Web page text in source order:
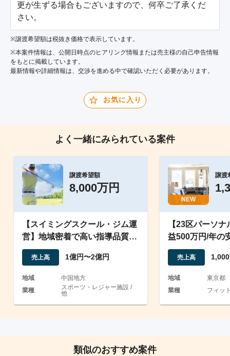
更が生ずる場合もございますので、何卒ご了承くだ
さい。
※譲渡希望額は税抜き価格で表示しています。
※本案件情報は、公開日時点のヒアリング情報または売主様の自己申告情報
をもとに掲載しています。
最新情報や詳細情報は、交渉を進める中で確認いただく必要があります。
お気に入り
よく一緒にみられている案件
譲渡希望額
8,000万円
【スイミングスクール・ジム運
営】地域密着で高い指導品質・
安定した会員基盤
売上高 1億円〜2億円
地域
中国地方
業種
スポーツ・レジャー施設 /
他
NEW
譲渡
【23区パーソ
益500万円/年の
盤、会員数増加
売上高
地域
東京都
業種
フィッ
類似のおすすめ案件